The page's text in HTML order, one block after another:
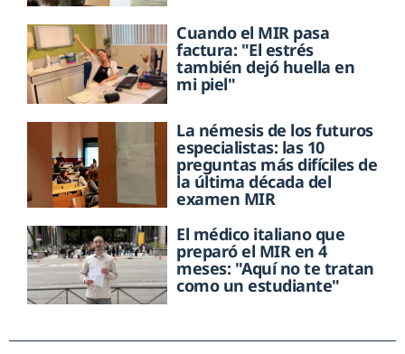
Cuando el MIR pasa
factura: "El estrés
también dejó huella en
mi piel"
La némesis de los futuros
especialistas: las 10
preguntas más difíciles de
la última década del
examen MIR
El médico italiano que
preparó el MIR en 4
meses: "Aquí no te tratan
como un estudiante"